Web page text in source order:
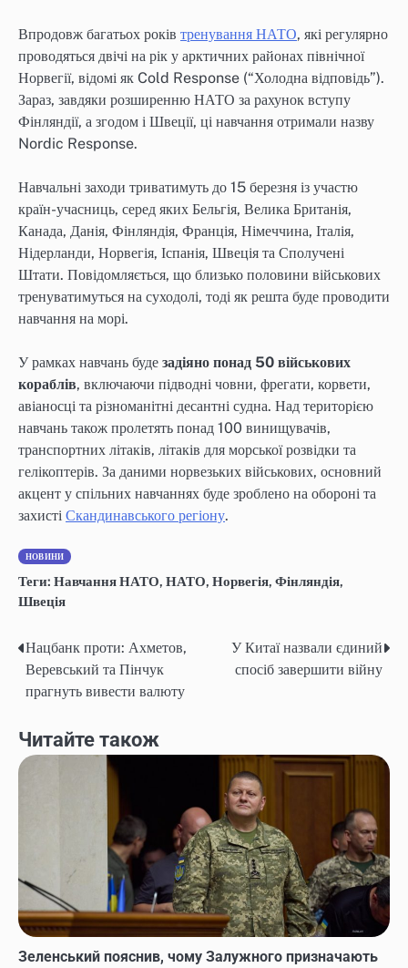
Впродовж багатьох років тренування НАТО, які регулярно
проводяться двічі на рік у арктичних районах північної
Норвегії, відомі як Cold Response (“Холодна відповідь”).
Зараз, завдяки розширенню НАТО за рахунок вступу
Фінляндії, а згодом і Швеції, ці навчання отримали назву
Nordic Response.
Навчальні заходи триватимуть до 15 березня із участю
країн-учасниць, серед яких Бельгія, Велика Британія,
Канада, Данія, Фінляндія, Франція, Німеччина, Італія,
Нідерланди, Норвегія, Іспанія, Швеція та Сполучені
Штати. Повідомляється, що близько половини військових
тренуватимуться на суходолі, тоді як решта буде проводити
навчання на морі.
У рамках навчань буде задіяно понад 50 військових
кораблів, включаючи підводні човни, фрегати, корвети,
авіаносці та різноманітні десантні судна. Над територією
навчань також пролетять понад 100 винищувачів,
транспортних літаків, літаків для морської розвідки та
гелікоптерів. За даними норвезьких військових, основний
акцент у спільних навчаннях буде зроблено на обороні та
захисті Скандинавського регіону.
НОВИНИ
Теги: Навчання НАТО, НАТО, Норвегія, Фінляндія,
Швеція
Post
navigation
Нацбанк проти: Ахметов,
Веревський та Пінчук
прагнуть вивести валюту
У Китаї назвали єдиний
спосіб завершити війну
Читайте також
Зеленський пояснив, чому Залужного призначають